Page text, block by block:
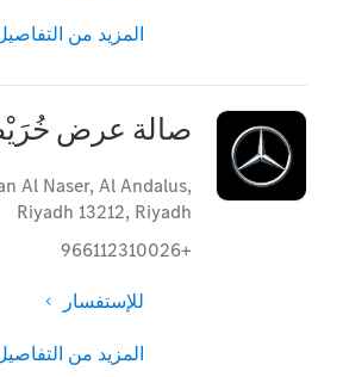
المزيد من
صالة عرض
Al Naser, Al Andalus,
Riyadh 13212, Riyadh
+966112310026
للإستفسار
المزيد من